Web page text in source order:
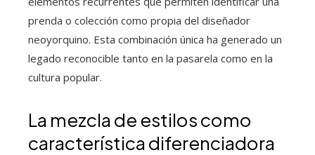
prenda o colección como propia del diseñador
neoyorquino. Esta combinación única ha generado un
legado reconocible tanto en la pasarela como en la
cultura popular.
La mezcla de estilos como
característica diferenciadora